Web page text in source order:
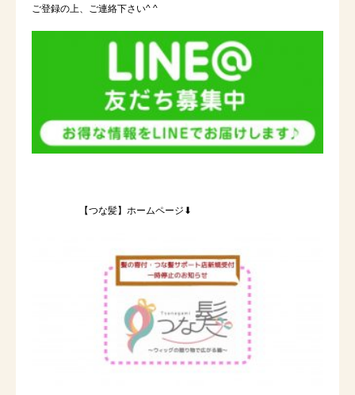
ご登録の上、ご連絡下さい^ ^
【つな髪】ホームページ⬇︎